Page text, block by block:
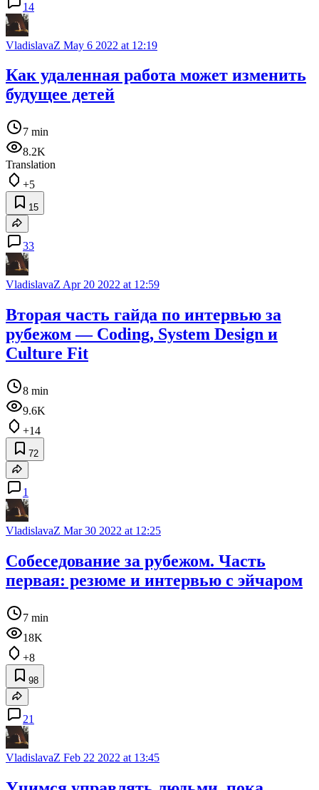
14
VladislavaZ May 6 2022 at 12:19
Как удаленная работа может изменить
будущее детей
7 min
8.2K
Translation
+5
15
33
VladislavaZ Apr 20 2022 at 12:59
Вторая часть гайда по интервью за
рубежом — Coding, System Design и
Culture Fit
8 min
9.6K
+14
72
1
VladislavaZ Mar 30 2022 at 12:25
Собеседование за рубежом. Часть
первая: резюме и интервью с эйчаром
7 min
18K
+8
98
21
VladislavaZ Feb 22 2022 at 13:45